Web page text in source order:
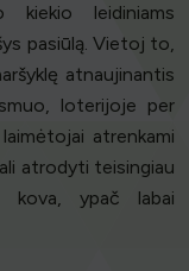
kiekio leidiniams
pasiūlą. Vietoj to,
atnaujinantis
loterijoje per
atrenkami
atrodyti teisingiau
kova, ypač labai